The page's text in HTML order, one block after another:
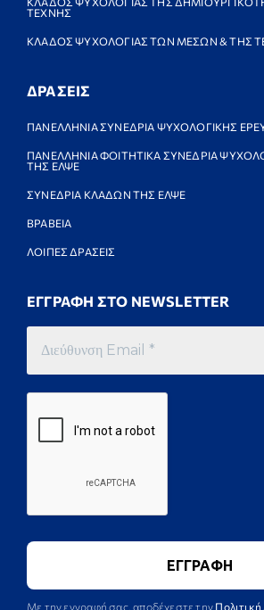
ΤΕΧΝΗΣ
ΚΛΑΔΟΣ ΨΥΧΟΛΟΓΙΑΣ ΤΩΝ ΜΕΣΩΝ & ΤΗΣ
ΔΡΑΣΕΙΣ
ΠΑΝΕΛΛΗΝΙΑ ΣΥΝΕΔΡΙΑ ΨΥΧΟΛΟΓΙΚΗΣ
ΠΑΝΕΛΛΗΝΙΑ ΦΟΙΤΗΤΙΚΑ ΣΥΝΕΔΡΙΑ
ΤΗΣ ΕΛΨΕ
ΣΥΝΕΔΡΙΑ ΚΛΑΔΩΝ ΤΗΣ ΕΛΨΕ
ΒΡΑΒΕΙΑ
ΛΟΙΠΕΣ ΔΡΑΣΕΙΣ
ΕΓΓΡΑΦΗ ΣΤΟ NEWSLETTER
Με την εγγραφή σας, αποδέχεστε την